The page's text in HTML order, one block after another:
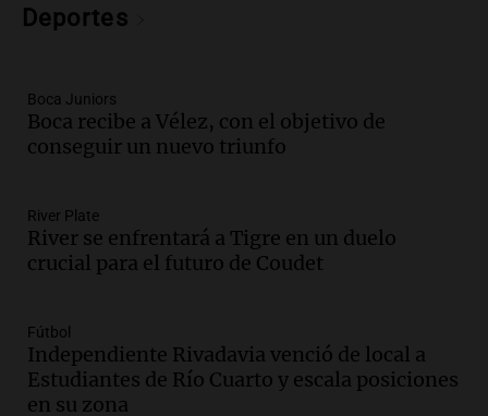
abuso sexual: juicio programado para
Audio.Familiares de Lautaro Britos
convocan marcha por justicia tras su
Episodios
Audio.Reparaciones en acueducto
Novalí finalizan y se normaliza el
Panorama Federal
Episodios
Audio.Docentes de Jujuy enfrentan
descuentos de salarios de hasta 700.000
Deportes
Boca Juniors
Boca recibe a Vélez, con el objetivo de
conseguir un nuevo triunfo
River Plate
River se enfrentará a Tigre en un duelo
crucial para el futuro de Coudet
Fútbol
Independiente Rivadavia venció de local a
Estudiantes de Río Cuarto y escala posiciones
en su zona